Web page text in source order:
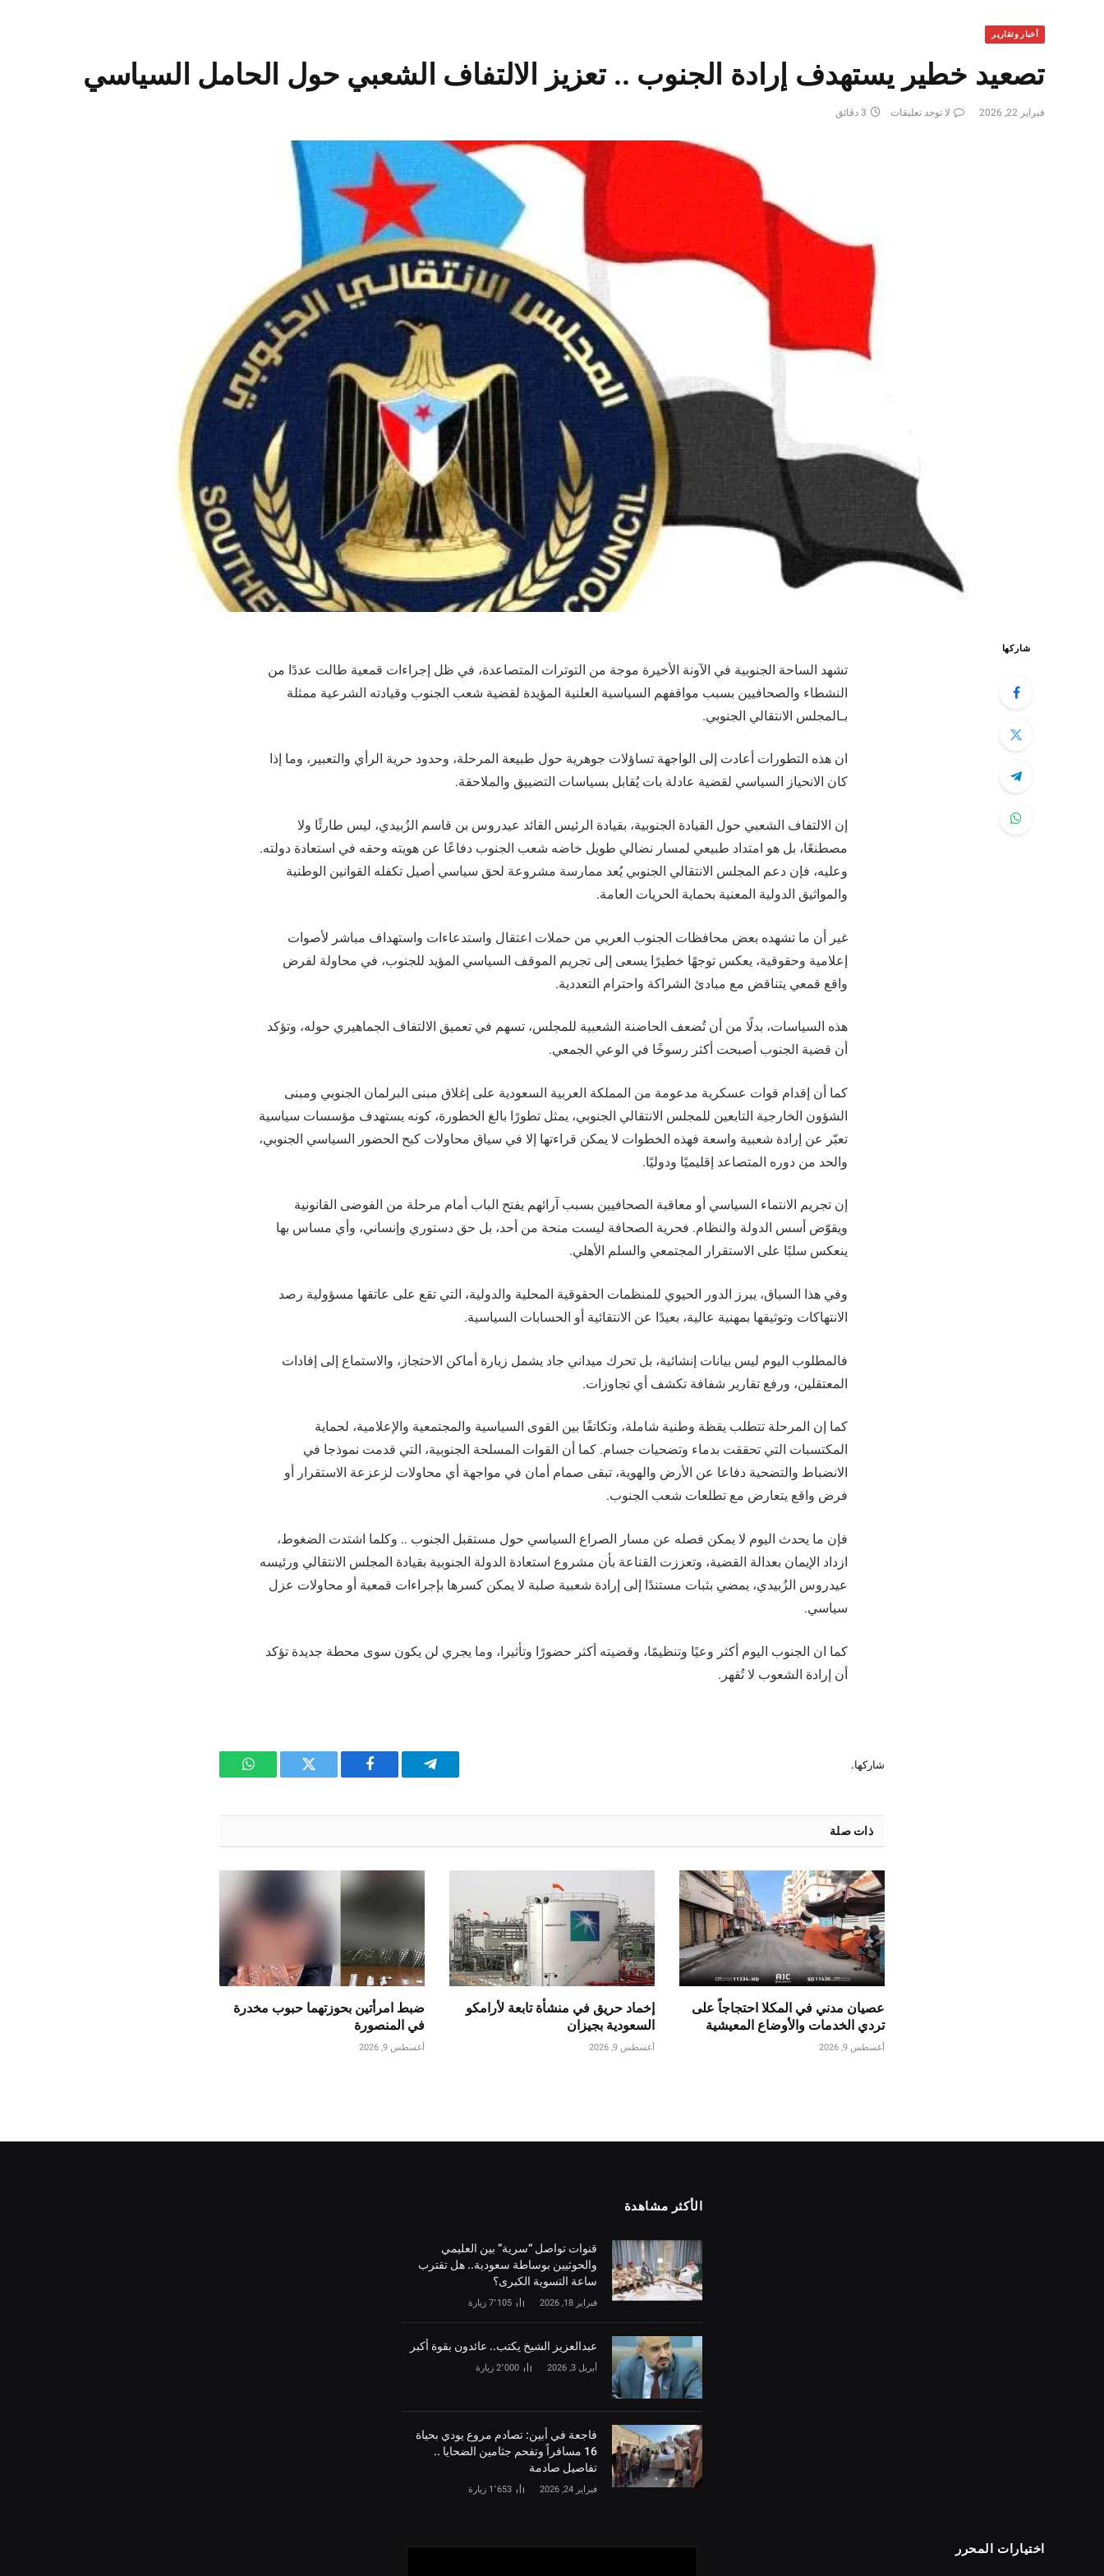
أخبار وتقارير
تصعيد خطير يستهدف إرادة الجنوب .. تعزيز الالتفاف الشعبي حول الحامل السياسي
فبراير 22, 2026 لا توجد تعليقات 3 دقائق
شاركها
تشهد الساحة الجنوبية في الآونة الأخيرة موجة من التوترات المتصاعدة، في ظل إجراءات قمعية طالت عددًا من
النشطاء والصحافيين بسبب مواقفهم السياسية العلنية المؤيدة لقضية شعب الجنوب وقيادته الشرعية ممثلة
بـالمجلس الانتقالي الجنوبي.
ان هذه التطورات أعادت إلى الواجهة تساؤلات جوهرية حول طبيعة المرحلة، وحدود حرية الرأي والتعبير، وما إذا
كان الانحياز السياسي لقضية عادلة بات يُقابل بسياسات التضييق والملاحقة.
إن الالتفاف الشعبي حول القيادة الجنوبية، بقيادة الرئيس القائد عيدروس بن قاسم الزُبيدي، ليس طارئًا ولا
مصطنعًا، بل هو امتداد طبيعي لمسار نضالي طويل خاضه شعب الجنوب دفاعًا عن هويته وحقه في استعادة دولته.
وعليه، فإن دعم المجلس الانتقالي الجنوبي يُعد ممارسة مشروعة لحق سياسي أصيل تكفله القوانين الوطنية
والمواثيق الدولية المعنية بحماية الحريات العامة.
غير أن ما تشهده بعض محافظات الجنوب العربي من حملات اعتقال واستدعاءات واستهداف مباشر لأصوات
إعلامية وحقوقية، يعكس توجهًا خطيرًا يسعى إلى تجريم الموقف السياسي المؤيد للجنوب، في محاولة لفرض
واقع قمعي يتناقض مع مبادئ الشراكة واحترام التعددية.
هذه السياسات، بدلًا من أن تُضعف الحاضنة الشعبية للمجلس، تسهم في تعميق الالتفاف الجماهيري حوله، وتؤكد
أن قضية الجنوب أصبحت أكثر رسوخًا في الوعي الجمعي.
كما أن إقدام قوات عسكرية مدعومة من المملكة العربية السعودية على إغلاق مبنى البرلمان الجنوبي ومبنى
الشؤون الخارجية التابعين للمجلس الانتقالي الجنوبي، يمثل تطورًا بالغ الخطورة، كونه يستهدف مؤسسات سياسية
تعبّر عن إرادة شعبية واسعة فهذه الخطوات لا يمكن قراءتها إلا في سياق محاولات كبح الحضور السياسي الجنوبي،
والحد من دوره المتصاعد إقليميًا ودوليًا.
إن تجريم الانتماء السياسي أو معاقبة الصحافيين بسبب آرائهم يفتح الباب أمام مرحلة من الفوضى القانونية
ويقوّض أسس الدولة والنظام. فحرية الصحافة ليست منحة من أحد، بل حق دستوري وإنساني، وأي مساس بها
ينعكس سلبًا على الاستقرار المجتمعي والسلم الأهلي.
وفي هذا السياق، يبرز الدور الحيوي للمنظمات الحقوقية المحلية والدولية، التي تقع على عاتقها مسؤولية رصد
الانتهاكات وتوثيقها بمهنية عالية، بعيدًا عن الانتقائية أو الحسابات السياسية.
فالمطلوب اليوم ليس بيانات إنشائية، بل تحرك ميداني جاد يشمل زيارة أماكن الاحتجاز، والاستماع إلى إفادات
المعتقلين، ورفع تقارير شفافة تكشف أي تجاوزات.
كما إن المرحلة تتطلب يقظة وطنية شاملة، وتكاتفًا بين القوى السياسية والمجتمعية والإعلامية، لحماية
المكتسبات التي تحققت بدماء وتضحيات جسام. كما أن القوات المسلحة الجنوبية، التي قدمت نموذجا في
الانضباط والتضحية دفاعا عن الأرض والهوية، تبقى صمام أمان في مواجهة أي محاولات لزعزعة الاستقرار أو
فرض واقع يتعارض مع تطلعات شعب الجنوب.
فإن ما يحدث اليوم لا يمكن فصله عن مسار الصراع السياسي حول مستقبل الجنوب .. وكلما اشتدت الضغوط،
ازداد الإيمان بعدالة القضية، وتعززت القناعة بأن مشروع استعادة الدولة الجنوبية بقيادة المجلس الانتقالي ورئيسه
عيدروس الزُبيدي، يمضي بثبات مستندًا إلى إرادة شعبية صلبة لا يمكن كسرها بإجراءات قمعية أو محاولات عزل
سياسي.
كما ان الجنوب اليوم أكثر وعيًا وتنظيمًا، وقضيته أكثر حضورًا وتأثيرا، وما يجري لن يكون سوى محطة جديدة تؤكد
أن إرادة الشعوب لا تُقهر.
شاركها.
تيلقرام فيسبوك تويتر واتساب
ذات صلة
عصيان مدني في المكلا احتجاجاً على
تردي الخدمات والأوضاع المعيشية
أغسطس 9, 2026
إخماد حريق في منشأة تابعة لأرامكو
السعودية بجيزان
أغسطس 9, 2026
ضبط امرأتين بحوزتهما حبوب مخدرة
في المنصورة
أغسطس 9, 2026
الأكثر مشاهدة
قنوات تواصل “سرية” بين العليمي
والحوثيين بوساطة سعودية.. هل تقترب
ساعة التسوية الكبرى؟
فبراير 18, 2026 7٬105 زيارة
‏عبدالعزيز الشيخ يكتب.. عائدون بقوة أكبر
أبريل 3, 2026 2٬000 زيارة
فاجعة في أبين: تصادم مروع يودي بحياة
16 مسافراً وتفحم جثامين الضحايا ..
تفاصيل صادمة
فبراير 24, 2026 1٬653 زيارة
اختيارات المحرر